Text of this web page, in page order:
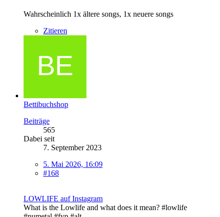
Wahrscheinlich 1x ältere songs, 1x neuere songs
Zitieren
Bettibuchshop
Beiträge
565
Dabei seit
7. September 2023
5. Mai 2026, 16:09
#168
LOWLIFE auf Instagram
What is the Lowlife and what does it mean? #lowlife